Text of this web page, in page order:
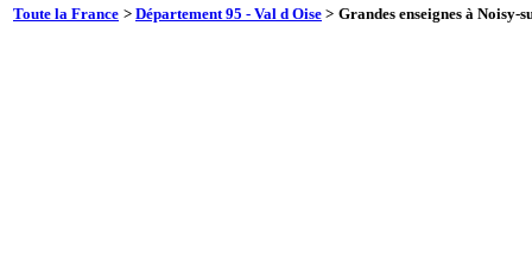
Toute la France > Département 95 - Val d Oise > Grandes enseignes à Noisy-